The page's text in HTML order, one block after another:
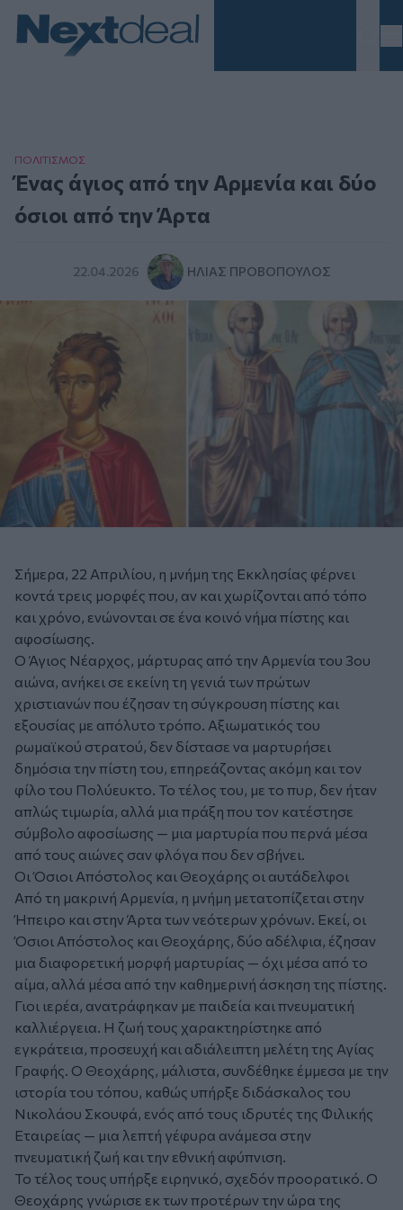
ΠΟΛΙΤΙΣΜΟΣ
Ένας άγιος από την Αρμενία και δύο
όσιοι από την Άρτα
22.04.2026 ΗΛΊΑΣ ΠΡΟΒΌΠΟΥΛΟΣ
Σήμερα, 22 Απριλίου, η μνήμη της Εκκλησίας φέρνει
κοντά τρεις μορφές που, αν και χωρίζονται από τόπο
και χρόνο, ενώνονται σε ένα κοινό νήμα πίστης και
αφοσίωσης.
Ο Άγιος Νέαρχος, μάρτυρας από την Αρμενία του 3ου
αιώνα, ανήκει σε εκείνη τη γενιά των πρώτων
χριστιανών που έζησαν τη σύγκρουση πίστης και
εξουσίας με απόλυτο τρόπο. Αξιωματικός του
ρωμαϊκού στρατού, δεν δίστασε να μαρτυρήσει
δημόσια την πίστη του, επηρεάζοντας ακόμη και τον
φίλο του Πολύευκτο. Το τέλος του, με το πυρ, δεν ήταν
απλώς τιμωρία, αλλά μια πράξη που τον κατέστησε
σύμβολο αφοσίωσης — μια μαρτυρία που περνά μέσα
από τους αιώνες σαν φλόγα που δεν σβήνει.
Οι Όσιοι Απόστολος και Θεοχάρης οι αυτάδελφοι
Από τη μακρινή Αρμενία, η μνήμη μετατοπίζεται στην
Ήπειρο και στην Άρτα των νεότερων χρόνων. Εκεί, οι
Όσιοι Απόστολος και Θεοχάρης, δύο αδέλφια, έζησαν
μια διαφορετική μορφή μαρτυρίας — όχι μέσα από το
αίμα, αλλά μέσα από την καθημερινή άσκηση της πίστης.
Γιοι ιερέα, ανατράφηκαν με παιδεία και πνευματική
καλλιέργεια. Η ζωή τους χαρακτηρίστηκε από
εγκράτεια, προσευχή και αδιάλειπτη μελέτη της Αγίας
Γραφής. Ο Θεοχάρης, μάλιστα, συνδέθηκε έμμεσα με την
ιστορία του τόπου, καθώς υπήρξε διδάσκαλος του
Νικολάου Σκουφά, ενός από τους ιδρυτές της Φιλικής
Εταιρείας — μια λεπτή γέφυρα ανάμεσα στην
πνευματική ζωή και την εθνική αφύπνιση.
Το τέλος τους υπήρξε ειρηνικό, σχεδόν προορατικό. Ο
Θεοχάρης γνώρισε εκ των προτέρων την ώρα της